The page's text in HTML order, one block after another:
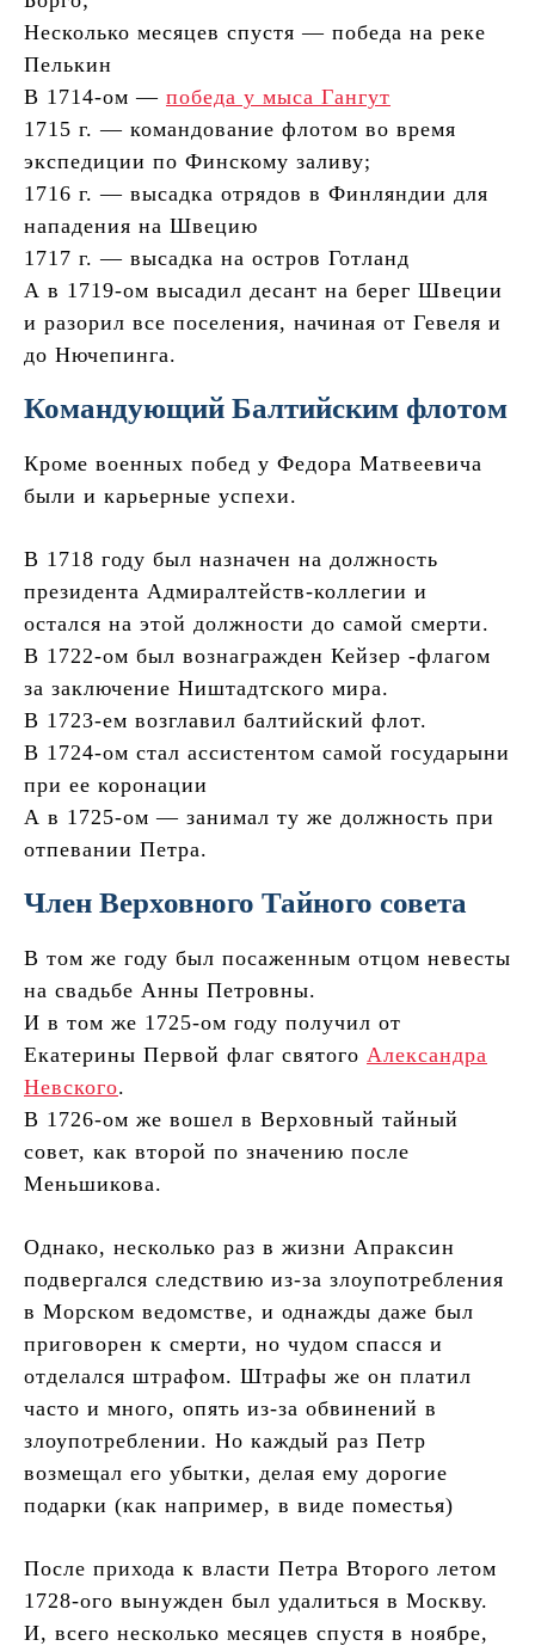
Несколько месяцев спустя — победа на реке
Пелькин
В 1714-ом — победа у мыса Гангут
1715 г. — командование флотом во время
экспедиции по Финскому заливу;
1716 г. — высадка отрядов в Финляндии для
нападения на Швецию
1717 г. — высадка на остров Готланд
А в 1719-ом высадил десант на берег Швеции
и разорил все поселения, начиная от Гевеля и
до Нючепинга.
Командующий Балтийским флотом
Кроме военных побед у Федора Матвеевича
были и карьерные успехи.
В 1718 году был назначен на должность
президента Адмиралтейств-коллегии и
остался на этой должности до самой смерти.
В 1722-ом был вознагражден Кейзер -флагом
за заключение Ништадтского мира.
В 1723-ем возглавил балтийский флот.
В 1724-ом стал ассистентом самой государыни
при ее коронации
А в 1725-ом — занимал ту же должность при
отпевании Петра.
Член Верховного Тайного совета
В том же году был посаженным отцом невесты
на свадьбе Анны Петровны.
И в том же 1725-ом году получил от
Екатерины Первой флаг святого Александра
Невского.
В 1726-ом же вошел в Верховный тайный
совет, как второй по значению после
Меньшикова.
Однако, несколько раз в жизни Апраксин
подвергался следствию из-за злоупотребления
в Морском ведомстве, и однажды даже был
приговорен к смерти, но чудом спасся и
отделался штрафом. Штрафы же он платил
часто и много, опять из-за обвинений в
злоупотреблении. Но каждый раз Петр
возмещал его убытки, делая ему дорогие
подарки (как например, в виде поместья)
После прихода к власти Петра Второго летом
1728-ого вынужден был удалиться в Москву.
И, всего несколько месяцев спустя в ноябре,